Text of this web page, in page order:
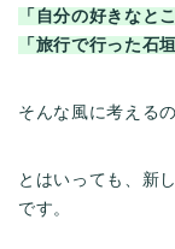
「自分の好きなと
「旅行で行った石
そんな風に考える
とはいっても、新
です。